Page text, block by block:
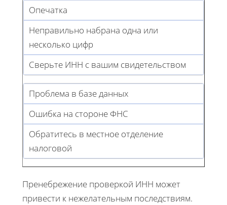
Опечатка
Неправильно набрана одна или
несколько цифр
Сверьте ИНН с вашим свидетельством
Проблема в базе данных
Ошибка на стороне ФНС
Обратитесь в местное отделение
налоговой
Пренебрежение проверкой ИНН может
привести к нежелательным последствиям.